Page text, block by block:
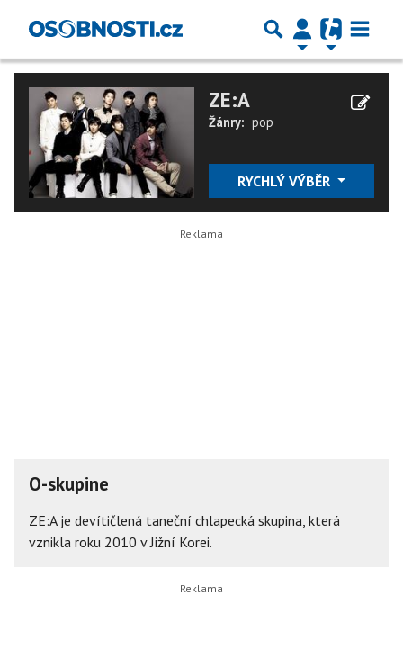
ZE:A
Žánry: pop
RYCHLÝ VÝBĚR
O-skupine
ZE:A je devítičlená taneční chlapecká skupina, která
vznikla roku 2010 v Jižní Korei.